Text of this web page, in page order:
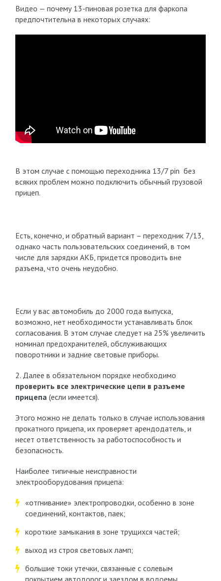
Видео — почему 13-пиновая розетка для фаркопа
предпочтительна в некоторых случаях:
В этом случае с помощью переходника 13/7 pin без
всяких проблем можно подключить обычный грузовой
прицеп.
Есть, конечно, и обратный вариант – переходник 7/13,
однако часть пользовательских соединений, в том
числе для зарядки АКБ, придется проводить вне
разъема, что очень неудобно.
Если у вас автомобиль до 2000 года выпуска,
возможно, нет необходимости устанавливать блок
согласования. В этом случае следует на 25% увеличить
номинал предохранителей, обслуживающих
поворотники и задние световые приборы.
2. Далее в обязательном порядке необходимо
проверить все электрические цепи в разъеме
прицепа(если имеется).
Этого можно не делать только в случае использования
прокатного прицепа, их проверяет арендодатель, и
несет ответственность за работоспособность и
безопасность.
Наиболее типичные неисправности
электрооборудования прицепа:
«отгнивание» электропроводки, особенно в зоне
соединений, контактов, паек;
короткие замыкания в зоне трущихся частей;
выход из строя световых ламп;
большие токи утечки, связанные с солевым
покрытием автодорог и заездом в водоемы